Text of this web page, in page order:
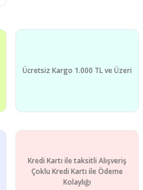
Ücretsiz Kargo 1.000 TL ve Üzeri
Kredi Kartı ile taksitli Alışveriş
Çoklu Kredi Kartı ile Ödeme
Kolaylığı